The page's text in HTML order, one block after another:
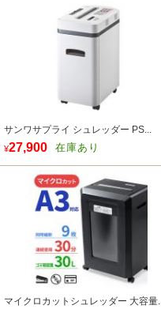
サンワサプライ シュレッダー PS...
¥27,900 在庫あり
マイクロカットシュレッダー 大容量...